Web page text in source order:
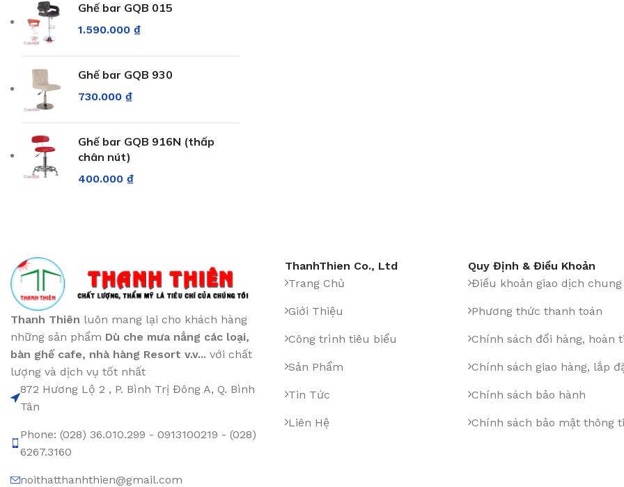
Ghế bar GQB 015
1.590.000 ₫
Ghế bar GQB 930
730.000 ₫
Ghế bar GQB 916N (thấp
chân nút)
400.000 ₫
Thanh Thiên luôn mang lại cho khách hàng
những sản phẩm Dù che mưa nắng các loại,
bàn ghế cafe, nhà hàng Resort v.v... với chất
lượng và dịch vụ tốt nhất
872 Hương Lộ 2 , P. Bình Trị Đông A, Q. Bình
Tân
Phone: (028) 36.010.299 - 0913100219 - (028)
6267.3160
noithatthanhthien@gmail.com
ThanhThien Co., Ltd
Trang Chủ
Giới Thiệu
Công trình tiêu biểu
Sản Phẩm
Tin Tức
Liên Hệ
Quy Định & Điều Khoản
Điều khoản giao dịch chung
Phương thức thanh toán
Chính sách đổi hàng, hoàn
Chính sách giao hàng, lắp
Chính sách bảo hành
Chính sách bảo mật thông